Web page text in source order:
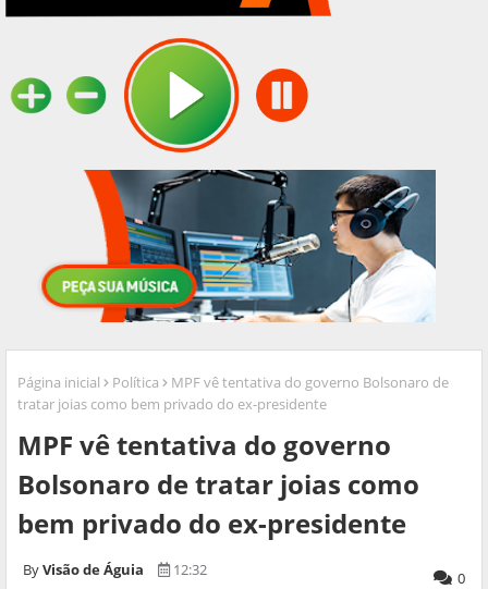
Página inicial Política
MPF vê tentativa do governo Bolsonaro de
tratar joias como bem privado do ex-presidente
MPF vê tentativa do governo
Bolsonaro de tratar joias como
bem privado do ex-presidente
Visão de Águia 12:32 0